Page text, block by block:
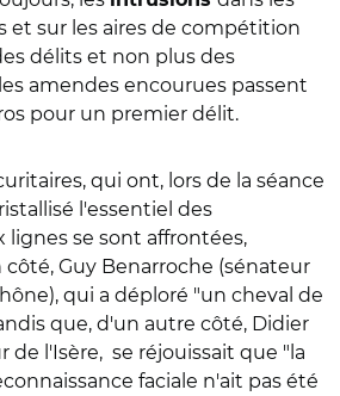
et sur les aires de compétition
délits et non plus des
amendes encourues passent
pour un premier délit.
qui ont, lors de la séance
l'essentiel des
se sont affrontées,
côté, Guy Benarroche (sénateur
qui a déploré "un cheval de
que, d'un autre côté, Didier
de l'Isère, se réjouissait que "la
faciale n'ait pas été